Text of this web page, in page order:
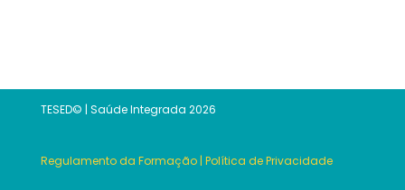
TESED© | Saúde Integrada 2026
Regulamento da Formação| Política de Privacidade